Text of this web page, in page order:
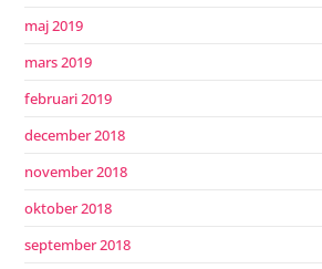
maj 2019
mars 2019
februari 2019
december 2018
november 2018
oktober 2018
september 2018